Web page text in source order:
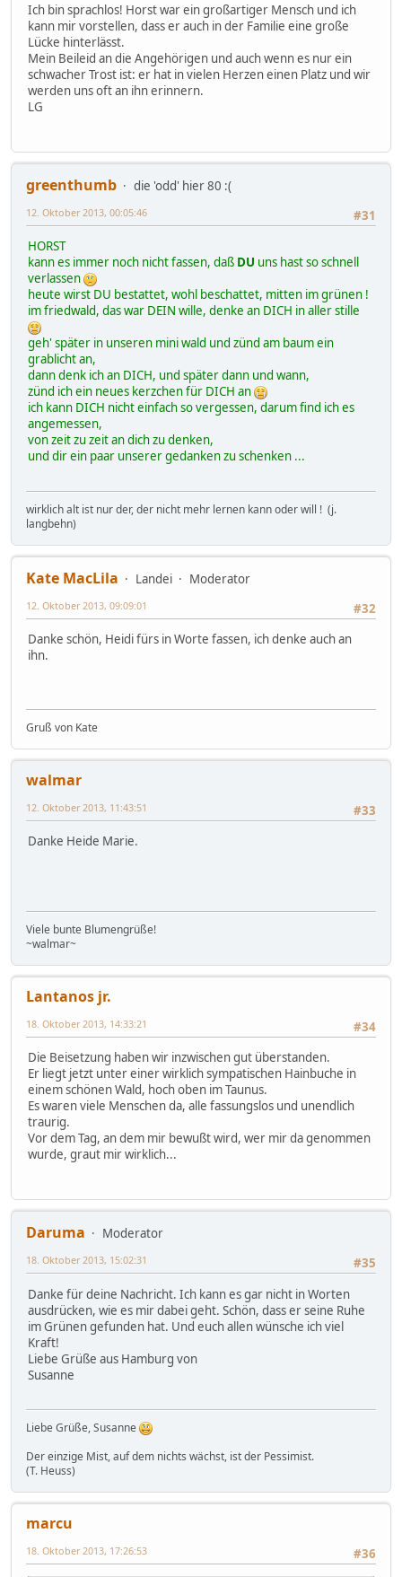
Ich bin sprachlos! Horst war ein großartiger Mensch und ich
kann mir vorstellen, dass er auch in der Familie eine große
Lücke hinterlässt.
Mein Beileid an die Angehörigen und auch wenn es nur ein
schwacher Trost ist: er hat in vielen Herzen einen Platz und wir
werden uns oft an ihn erinnern.
LG
greenthumb
die 'odd' hier 80 :(
#31
12. Oktober 2013, 00:05:46
HORST
kann es immer noch nicht fassen, daß DU uns hast so schnell
verlassen
heute wirst DU bestattet, wohl beschattet, mitten im grünen !
im friedwald, das war DEIN wille, denke an DICH in aller stille
geh' später in unseren mini wald und zünd am baum ein
grablicht an,
dann denk ich an DICH, und später dann und wann,
zünd ich ein neues kerzchen für DICH an
ich kann DICH nicht einfach so vergessen, darum find ich es
angemessen,
von zeit zu zeit an dich zu denken,
und dir ein paar unserer gedanken zu schenken ...
wirklich alt ist nur der, der nicht mehr lernen kann oder will ! (j.
langbehn)
Kate MacLila Landei
Moderator
#32
12. Oktober 2013, 09:09:01
Danke schön, Heidi fürs in Worte fassen, ich denke auch an
ihn.
Gruß von Kate
walmar
#33
12. Oktober 2013, 11:43:51
Danke Heide Marie.
Viele bunte Blumengrüße!
~walmar~
Lantanos jr.
#34
18. Oktober 2013, 14:33:21
Die Beisetzung haben wir inzwischen gut überstanden.
Er liegt jetzt unter einer wirklich sympatischen Hainbuche in
einem schönen Wald, hoch oben im Taunus.
Es waren viele Menschen da, alle fassungslos und unendlich
traurig.
Vor dem Tag, an dem mir bewußt wird, wer mir da genommen
wurde, graut mir wirklich...
Daruma
Moderator
#35
18. Oktober 2013, 15:02:31
Danke für deine Nachricht. Ich kann es gar nicht in Worten
ausdrücken, wie es mir dabei geht. Schön, dass er seine Ruhe
im Grünen gefunden hat. Und euch allen wünsche ich viel
Kraft!
Liebe Grüße aus Hamburg von
Susanne
Liebe Grüße, Susanne
Der einzige Mist, auf dem nichts wächst, ist der Pessimist.
(T. Heuss)
marcu
#36
18. Oktober 2013, 17:26:53